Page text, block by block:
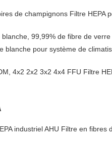
de champignons Filtre HEPA
99,99% de fibre de verre
blanche pour système de
4x2 2x2 3x2 4x4 FFU Filtre
industriel AHU Filtre en fibres